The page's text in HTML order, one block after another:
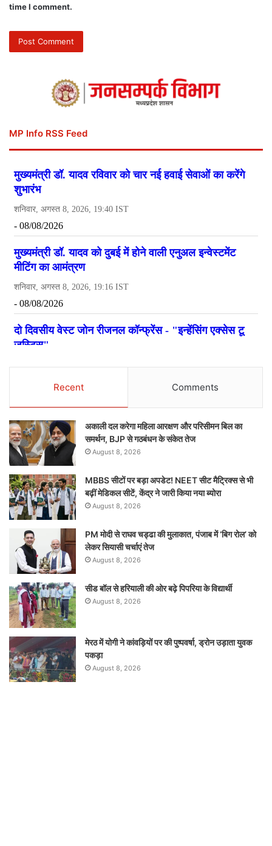
time I comment.
MP Info RSS Feed
Recent Comments
अकाली दल करेगा महिला आरक्षण और परिसीमन बिल का
समर्थन, BJP से गठबंधन के संकेत तेज
August 8, 2026
MBBS सीटों पर बड़ा अपडेट! NEET सीट मैट्रिक्स से भी
बढ़ीं मेडिकल सीटें, केंद्र ने जारी किया नया ब्योरा
August 8, 2026
PM मोदी से राघव चड्ढा की मुलाकात, पंजाब में ‘बिग रोल’ को
लेकर सियासी चर्चाएं तेज
August 8, 2026
सीड बॉल से हरियाली की ओर बढ़े पिपरिया के विद्यार्थी
August 8, 2026
मेरठ में योगी ने कांवड़ियों पर की पुष्पवर्षा, ड्रोन उड़ाता युवक
पकड़ा
August 8, 2026